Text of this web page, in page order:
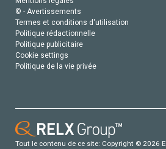
© - Avertissements
Termes et conditions d'utilisation
Politique rédactionnelle
Politique publicitaire
Cookie settings
Politique de la vie privée
Tout le contenu de ce site: Copyright © 2026